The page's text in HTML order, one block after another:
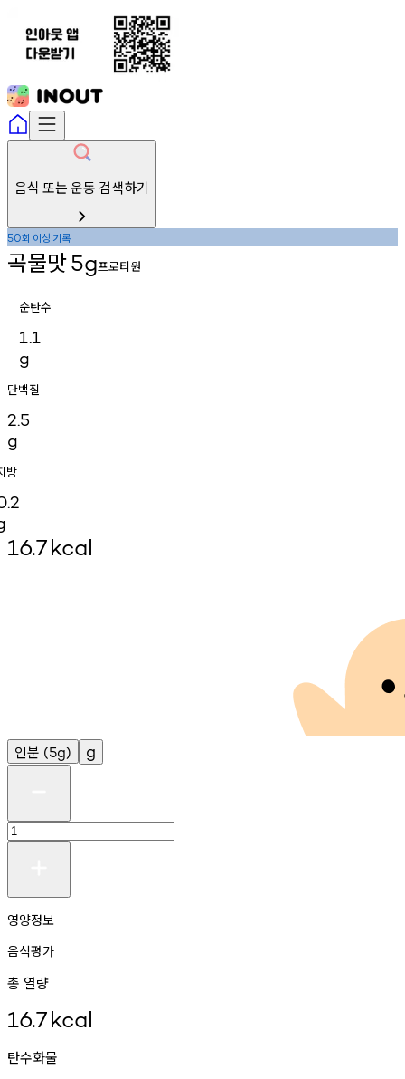
음식 또는 운동 검색하기
50회 이상기록
곡물맛5g프로티원
순탄수
1.1
g
단백질
2.5
g
방
16.7kcal
인분 (5g) g
영양정보
음식평가
총 열량
16.7kcal
탄수화물